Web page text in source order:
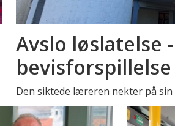
Avslo
bevisforspillelse
Den siktede læreren nekter på